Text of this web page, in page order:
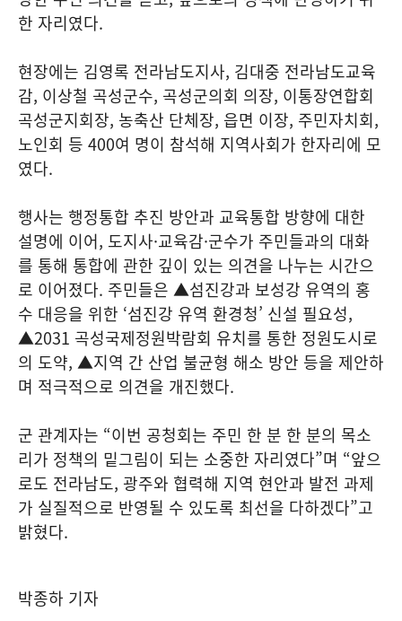
한 자리였다.
현장에는 김영록 전라남도지사, 김대중 전라남도교육
감, 이상철 곡성군수, 곡성군의회 의장, 이통장연합회
곡성군지회장, 농축산 단체장, 읍면 이장, 주민자치회,
노인회 등 400여 명이 참석해 지역사회가 한자리에 모
였다.
행사는 행정통합 추진 방안과 교육통합 방향에 대한
설명에 이어, 도지사·교육감·군수가 주민들과의 대화
를 통해 통합에 관한 깊이 있는 의견을 나누는 시간으
로 이어졌다. 주민들은 ▲섬진강과 보성강 유역의 홍
수 대응을 위한 ‘섬진강 유역 환경청’ 신설 필요성,
▲2031 곡성국제정원박람회 유치를 통한 정원도시로
의 도약, ▲지역 간 산업 불균형 해소 방안 등을 제안하
며 적극적으로 의견을 개진했다.
군 관계자는 “이번 공청회는 주민 한 분 한 분의 목소
리가 정책의 밑그림이 되는 소중한 자리였다”며 “앞으
로도 전라남도, 광주와 협력해 지역 현안과 발전 과제
가 실질적으로 반영될 수 있도록 최선을 다하겠다”고
밝혔다.
박종하 기자